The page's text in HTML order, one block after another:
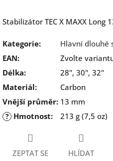
Stabilizátor TEC X MAXX Long
Kategorie:
Hlavní dlouhé
EAN:
Zvolte
Délka:
28", 30", 32"
Materiál:
Carbon
Vnější průměr: 13 mm
? Hmotnost: 213 g (7,5 oz)
ZEPTAT SE HLÍDAT